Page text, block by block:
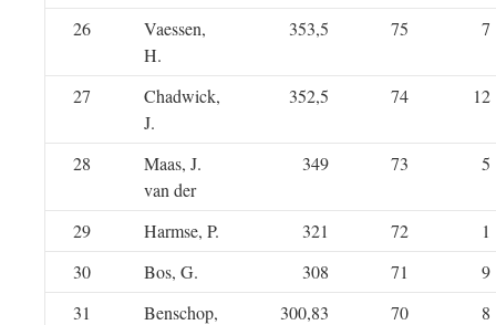
26
Vaessen,
H.
353,5 75 7
27
Chadwick,
J.
352,5 74 12
28
Maas, J.
van der
349 73 5
29 Harmse, P. 321 72
1
30
Bos, G. 308 71
9
31
Benschop,
300,83 70 8